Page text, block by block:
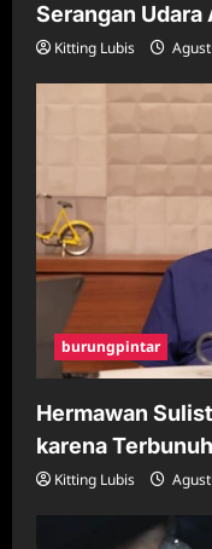
Serangan Udara
Kitting Lubis
burungpintar
Hermawan
karena Terbunuh
Kitting Lubis